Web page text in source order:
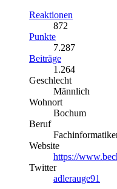
Reaktionen
872
Punkte
7.287
Beiträge
1.264
Geschlecht
Männlich
Wohnort
Bochum
Beruf
Website
https://
Twitter
adlerauge91